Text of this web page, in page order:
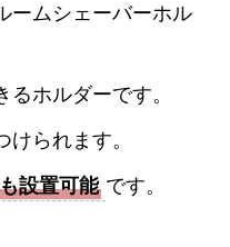
ームシェーバーホル
ホルダーです。
られます。
設置可能 です。